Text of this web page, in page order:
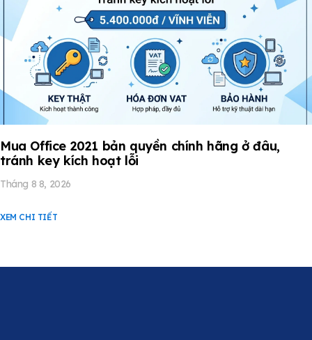
Mua Office 2021 bản quyền chính hãng ở đâu,
tránh key kích hoạt lỗi
Tháng 8 8, 2026
XEM CHI TIẾT